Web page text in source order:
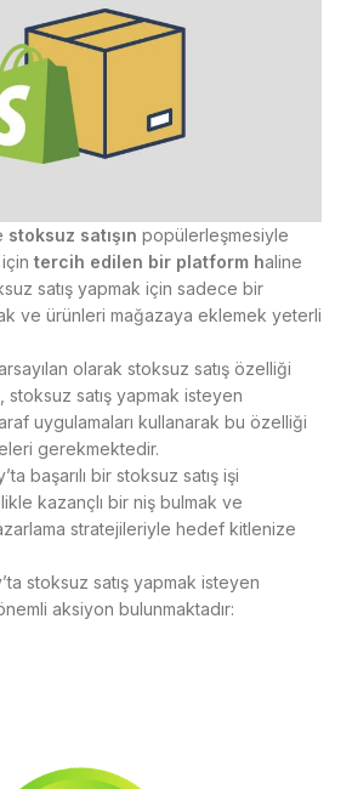
stoksuz satışın popülerleşmesiyle
tercih edilen bir platform haline
satış yapmak için sadece bir
ve ürünleri mağazaya eklemek yeterli
olarak stoksuz satış özelliği
stoksuz satış yapmak isteyen
uygulamaları kullanarak bu özelliği
gerekmektedir.
başarılı bir stoksuz satış işi
kazançlı bir niş bulmak ve
stratejileriyle hedef kitlenize
stoksuz satış yapmak isteyen
aksiyon bulunmaktadır: